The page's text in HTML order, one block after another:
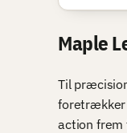
Maple
Til
foretrækker
action frem